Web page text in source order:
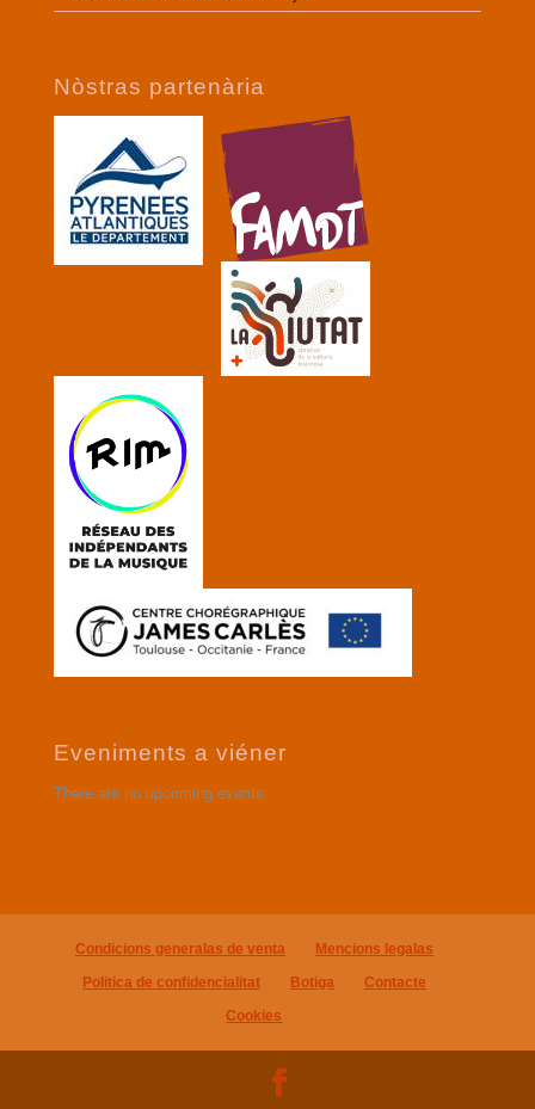
Nòstras partenària
Eveniments a viéner
There are no upcoming events.
Condicions generalas de venta
Mencions legalas
Politica de confidencialitat
Botiga
Contacte
Cookies